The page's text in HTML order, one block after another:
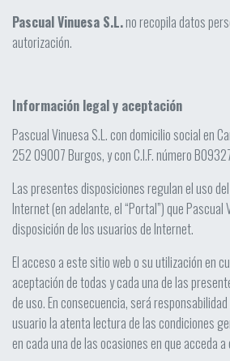
Pascual Vinuesa S.L.no recopila datos
autorización.
Información legal y aceptación
Pascual Vinuesa S.L. con domicilio social en
252 09007 Burgos, y con C.I.F. número
Las presentes disposiciones regulan el uso
Internet (en adelante, el “Portal”) que Pascual
disposición de los usuarios de Internet.
El acceso a este sitio web o su utilización en
aceptación de todas y cada una de las
de uso. En consecuencia, será
usuario la atenta lectura de las condiciones
en cada una de las ocasiones en que acceda